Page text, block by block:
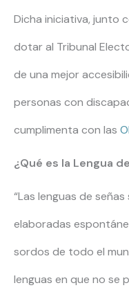
Dicha iniciativa, junto
dotar al Tribunal
de una mejor
personas con
cumplimenta con las
¿Qué es la Lengua
“Las lenguas de
elaboradas
sordos de todo el
lenguas en que no se